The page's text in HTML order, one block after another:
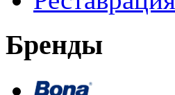
Бренды